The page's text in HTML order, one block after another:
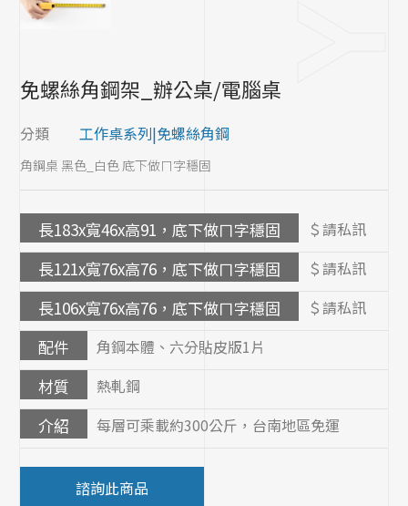
各式板材
免螺絲角鋼架_辦公桌/電腦桌
分類 工作桌系列|免螺絲角鋼
角鋼桌 黑色_白色 底下做ㄇ字穩固
長183x寬46x高91，底下做ㄇ字穩固 ＄請私訊
長121x寬76x高76，底下做ㄇ字穩固 ＄請私訊
長106x寬76x高76，底下做ㄇ字穩固 ＄請私訊
配件 角鋼本體、六分貼皮版1片
材質 熱軋鋼
介紹 每層可乘載約300公斤，台南地區免運
諮詢此商品